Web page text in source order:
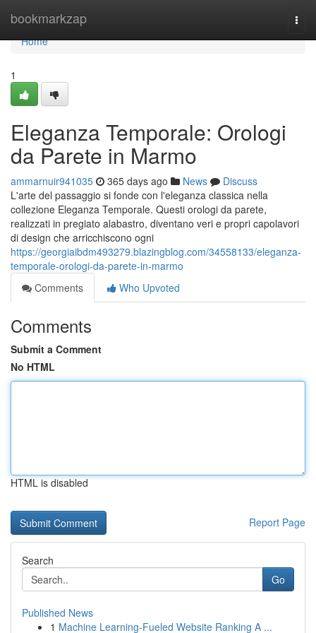
bookmarkzap
Home
Home
1
Eleganza Temporale: Orologi
da Parete in Marmo
ammarnuir941035 365 days ago News
Discuss
L'arte del passaggio si fonde con l'eleganza classica nella
collezione Eleganza Temporale. Questi orologi da parete,
realizzati in pregiato alabastro, diventano veri e propri capolavori
di design che arricchiscono ogni
https://georgiaibdm493279.blazingblog.com/34558133/eleganza-
temporale-orologi-da-parete-in-marmo
Comments
Who Upvoted
Comments
Submit a Comment
No HTML
HTML is disabled
Report Page
Search
Go
Published News
1 Machine Learning-Fueled Website Ranking A ...